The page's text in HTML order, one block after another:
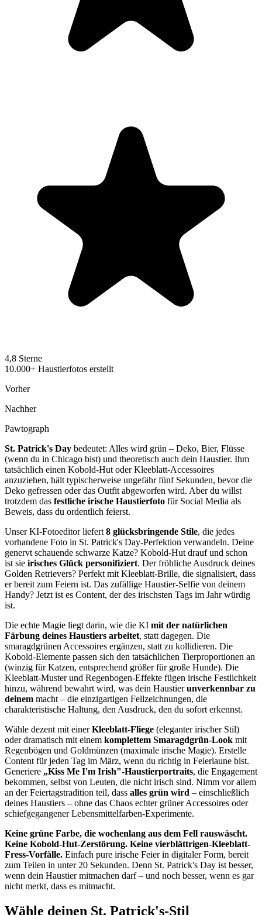
4,8 Sterne
10.000+ Haustierfotos erstellt
Vorher
Nachher
Pawtograph
St. Patrick's Day bedeutet: Alles wird grün – Deko, Bier, Flüsse
(wenn du in Chicago bist) und theoretisch auch dein Haustier. Ihm
tatsächlich einen Kobold-Hut oder Kleeblatt-Accessoires
anzuziehen, hält typischerweise ungefähr fünf Sekunden, bevor die
Deko gefressen oder das Outfit abgeworfen wird. Aber du willst
trotzdem das festliche irische Haustierfoto für Social Media als
Beweis, dass du ordentlich feierst.
Unser KI-Fotoeditor liefert 8 glücksbringende Stile, die jedes
vorhandene Foto in St. Patrick's Day-Perfektion verwandeln. Deine
genervt schauende schwarze Katze? Kobold-Hut drauf und schon
ist sie irisches Glück personifiziert. Der fröhliche Ausdruck deines
Golden Retrievers? Perfekt mit Kleeblatt-Brille, die signalisiert, dass
er bereit zum Feiern ist. Das zufällige Haustier-Selfie von deinem
Handy? Jetzt ist es Content, der des irischsten Tags im Jahr würdig
ist.
Die echte Magie liegt darin, wie die KI mit der natürlichen
Färbung deines Haustiers arbeitet, statt dagegen. Die
smaragdgrünen Accessoires ergänzen, statt zu kollidieren. Die
Kobold-Elemente passen sich den tatsächlichen Tierproportionen an
(winzig für Katzen, entsprechend größer für große Hunde). Die
Kleeblatt-Muster und Regenbogen-Effekte fügen irische Festlichkeit
hinzu, während bewahrt wird, was dein Haustierunverkennbar zu
deinem macht – die einzigartigen Fellzeichnungen, die
charakteristische Haltung, den Ausdruck, den du sofort erkennst.
Wähle dezent mit einerKleeblatt-Fliege (eleganter irischer Stil)
oder dramatisch mit einem komplettem Smaragdgrün-Look mit
Regenbögen und Goldmünzen (maximale irische Magie). Erstelle
Content für jeden Tag im März, wenn du richtig in Feierlaune bist.
Generiere „Kiss Me I'm Irish"-Haustierportraits, die Engagement
bekommen, selbst von Leuten, die nicht irisch sind. Nimm vor allem
an der Feiertagstradition teil, dass alles grün wird – einschließlich
deines Haustiers – ohne das Chaos echter grüner Accessoires oder
schiefgegangener Lebensmittelfarben-Experimente.
Keine grüne Farbe, die wochenlang aus dem Fell rauswäscht.
Keine Kobold-Hut-Zerstörung. Keine vierblättrigen-Kleeblatt-
Fress-Vorfälle. Einfach pure irische Feier in digitaler Form, bereit
zum Teilen in unter 20 Sekunden. Denn St. Patrick's Day ist besser,
wenn dein Haustier mitmachen darf – und noch besser, wenn es gar
nicht merkt, dass es mitmacht.
Wähle deinen St. Patrick's-Stil